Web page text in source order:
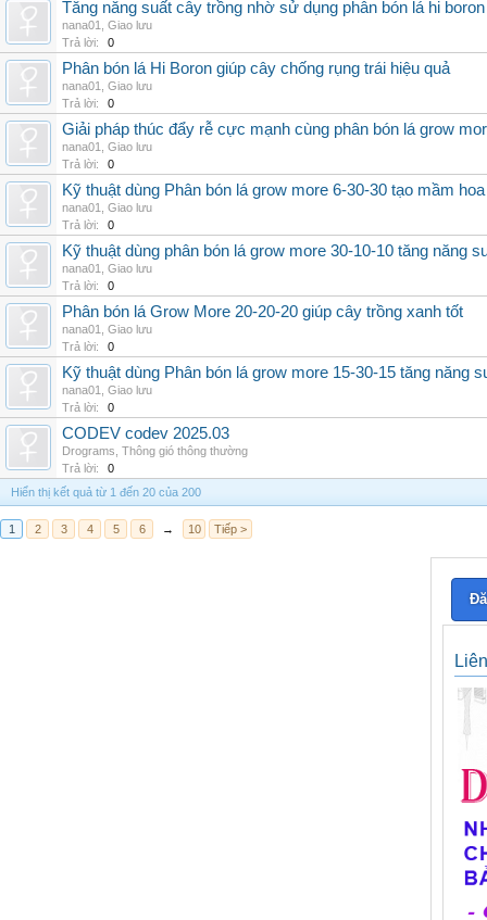
Tăng năng suất cây trồng nhờ sử dụng phân bón lá hi
nana01
Giao lưu
Trả lời:
0
Phân bón lá Hi Boron giúp cây chống rụng trái hiệu quả
nana01
Giao lưu
Trả lời:
0
Giải pháp thúc đẩy rễ cực mạnh cùng phân bón lá grow
nana01
Giao lưu
Trả lời:
0
Kỹ thuật dùng Phân bón lá grow more 6-30-30 tạo mầm hoa
nana01
Giao lưu
Trả lời:
0
Kỹ thuật dùng phân bón lá grow more 30-10-10 tăng năng
nana01
Giao lưu
Trả lời:
0
Phân bón lá Grow More 20-20-20 giúp cây trồng xanh tốt
nana01
Giao lưu
Trả lời:
0
Kỹ thuật dùng Phân bón lá grow more 15-30-15 tăng năng
nana01
Giao lưu
Trả lời:
0
CODEV codev 2025.03
Drograms Thông gió thông thường
Trả lời:
0
Hiển thị kết quả từ 1 đến 20 của 200
1 2 3 4 5 6 → 10 Tiếp >